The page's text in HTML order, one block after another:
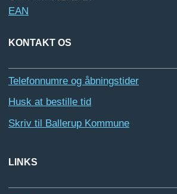
EAN
KONTAKT OS
Telefonnumre og åbningstider
Husk at bestille tid
Skriv til Ballerup Kommune
LINKS